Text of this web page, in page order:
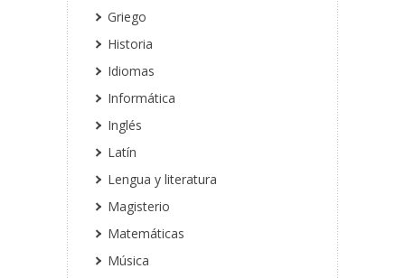
Griego
Historia
Idiomas
Informática
Inglés
Latín
Lengua y literatura
Magisterio
Matemáticas
Música